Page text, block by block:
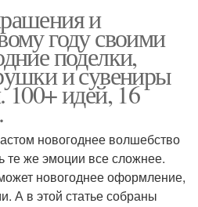
и
году своими
поделки,
и сувениры
идей, 16
новогоднее волшебство
те же эмоции все сложнее.
новогоднее оформление,
А в этой статье собраны